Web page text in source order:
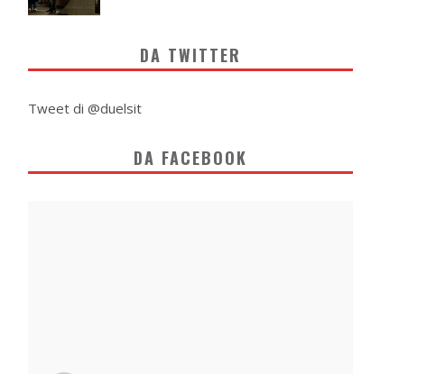
DA TWITTER
Tweet di @duelsit
DA FACEBOOK